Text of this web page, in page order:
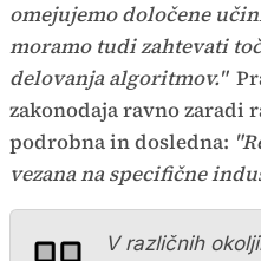
omejujemo določene
moramo tudi zahtevati
delovanja algoritmov."
zakonodaja ravno zaradi
podrobna in dosledna:
vezana na specifične
V različnih